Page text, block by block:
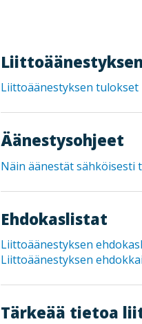
Liittoäänestyksen tulokset
Äänestysohjeet
Näin äänestät sähköisesti
Ehdokaslistat
Liittoäänestyksen
Liittoäänestyksen
Tärkeää tietoa